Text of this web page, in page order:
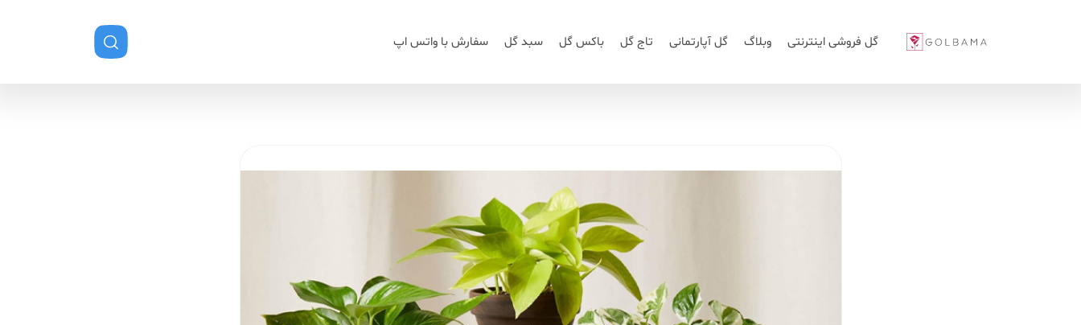
گل فروشی اینترنتی وبلاگ گل آپارتمانی تاج گل باکس گل سبد گل سفارش با واتس اپ